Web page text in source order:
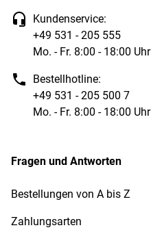
Kundenservice:
+49 531 - 205 555
Mo. - Fr. 8:00 - 18:00 Uhr
Bestellhotline:
+49 531 - 205 500 7
Mo. - Fr. 8:00 - 18:00 Uhr
Fragen und Antworten
Bestellungen von A bis Z
Zahlungsarten